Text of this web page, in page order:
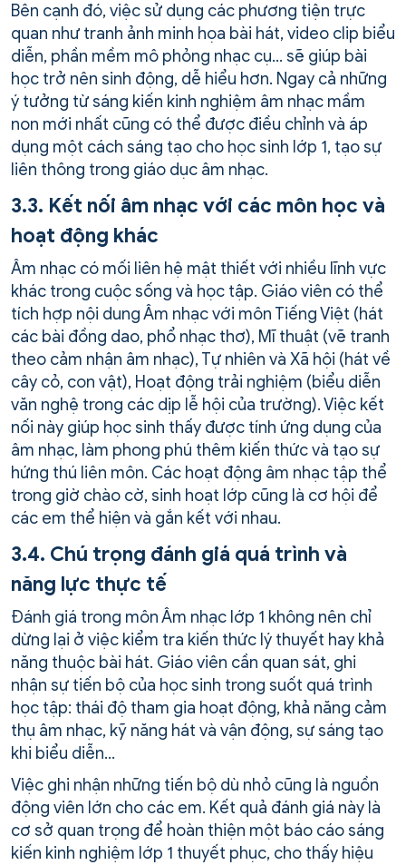
Bên cạnh đó, việc sử dụng các phương tiện trực
quan như tranh ảnh minh họa bài hát, video clip biểu
diễn, phần mềm mô phỏng nhạc cụ… sẽ giúp bài
học trở nên sinh động, dễ hiểu hơn. Ngay cả những
ý tưởng từ sáng kiến kinh nghiệm âm nhạc mầm
non mới nhất cũng có thể được điều chỉnh và áp
dụng một cách sáng tạo cho học sinh lớp 1, tạo sự
liên thông trong giáo dục âm nhạc.
3.3. Kết nối âm nhạc với các môn học và
hoạt động khác
Âm nhạc có mối liên hệ mật thiết với nhiều lĩnh vực
khác trong cuộc sống và học tập. Giáo viên có thể
tích hợp nội dung Âm nhạc với môn Tiếng Việt (hát
các bài đồng dao, phổ nhạc thơ), Mĩ thuật (vẽ tranh
theo cảm nhận âm nhạc), Tự nhiên và Xã hội (hát về
cây cỏ, con vật), Hoạt động trải nghiệm (biểu diễn
văn nghệ trong các dịp lễ hội của trường). Việc kết
nối này giúp học sinh thấy được tính ứng dụng của
âm nhạc, làm phong phú thêm kiến thức và tạo sự
hứng thú liên môn. Các hoạt động âm nhạc tập thể
trong giờ chào cờ, sinh hoạt lớp cũng là cơ hội để
các em thể hiện và gắn kết với nhau.
3.4. Chú trọng đánh giá quá trình và
năng lực thực tế
Đánh giá trong môn Âm nhạc lớp 1 không nên chỉ
dừng lại ở việc kiểm tra kiến thức lý thuyết hay khả
năng thuộc bài hát. Giáo viên cần quan sát, ghi
nhận sự tiến bộ của học sinh trong suốt quá trình
học tập: thái độ tham gia hoạt động, khả năng cảm
thụ âm nhạc, kỹ năng hát và vận động, sự sáng tạo
khi biểu diễn…
Việc ghi nhận những tiến bộ dù nhỏ cũng là nguồn
động viên lớn cho các em. Kết quả đánh giá này là
cơ sở quan trọng để hoàn thiện một báo cáo sáng
kiến kinh nghiệm lớp 1 thuyết phục, cho thấy hiệu